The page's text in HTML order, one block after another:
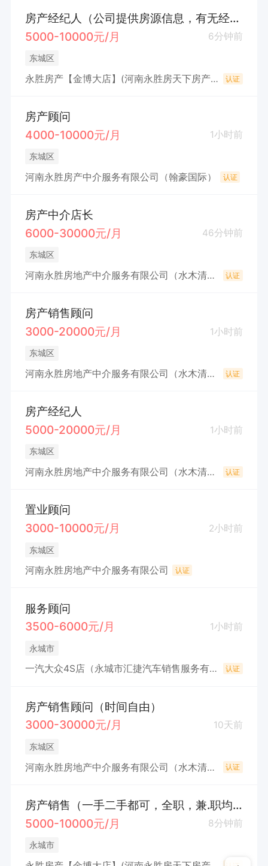
房产经纪人（公司提供房源信息，有无经验均可）
5000-10000元/月
6分钟前
东城区
永胜房产【金博大店】(河南永胜房天下房产经纪有限公司) 认证
房产顾问
4000-10000元/月
1小时前
东城区
河南永胜房产中介服务有限公司（翰豪国际） 认证
房产中介店长
6000-30000元/月
46分钟前
东城区
河南永胜房地产中介服务有限公司（水木清华园） 认证
房产销售顾问
3000-20000元/月
1小时前
东城区
河南永胜房地产中介服务有限公司（水木清华园） 认证
房产经纪人
5000-20000元/月
1小时前
东城区
河南永胜房地产中介服务有限公司（水木清华园） 认证
置业顾问
3000-10000元/月
2小时前
东城区
河南永胜房地产中介服务有限公司 认证
服务顾问
3500-6000元/月
1小时前
永城市
一汽大众4S店（永城市汇捷汽车销售服务有限公司） 认证
房产销售顾问（时间自由）
3000-30000元/月
10天前
东城区
河南永胜房地产中介服务有限公司（水木清华园） 认证
房产销售（一手二手都可，全职，兼.职均可，时间自.由）
5000-10000元/月
8分钟前
永城市